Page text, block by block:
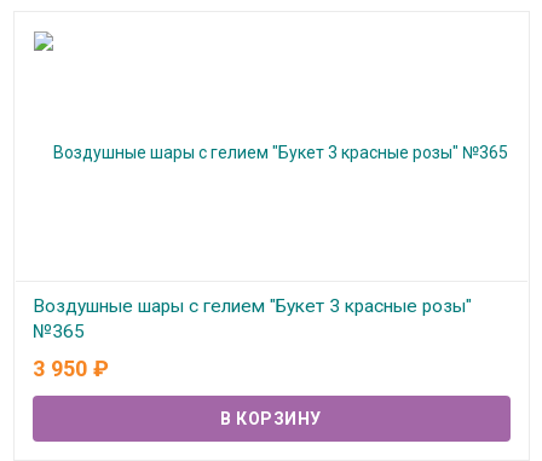
Воздушные шары с гелием "Букет 3 красные розы"
№365
В наличии
3 950 ₽